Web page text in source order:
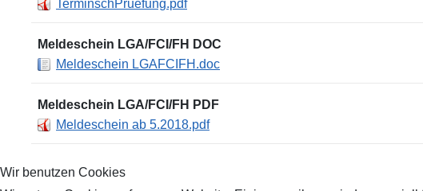
TerminschPruefung.pdf
Meldeschein LGA/FCI/FH DOC
Meldeschein LGAFCIFH.doc
Meldeschein LGA/FCI/FH PDF
Meldeschein ab 5.2018.pdf
Wir benutzen Cookies